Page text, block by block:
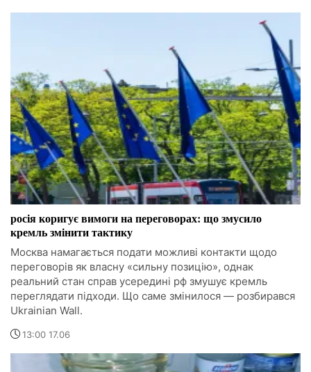
росія коригує вимоги на переговорах: що змусило
кремль змінити тактику
Москва намагається подати можливі контакти щодо
переговорів як власну «сильну позицію», однак
реальний стан справ усередині рф змушує кремль
переглядати підходи. Що саме змінилося — розбирався
Ukrainian Wall.
13:00 17.06